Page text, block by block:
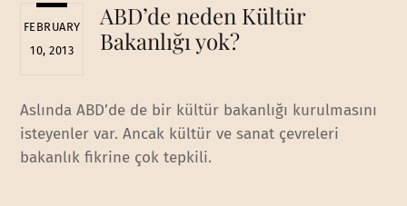
FEBRUARY
10, 2013
ABD’de neden Kültür
Bakanlığı yok?
Aslında ABD’de de bir kültür bakanlığı kurulmasını
isteyenler var. Ancak kültür ve sanat çevreleri
bakanlık fikrine çok tepkili.